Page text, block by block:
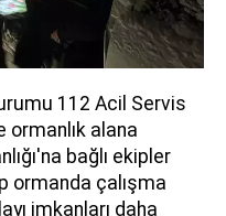
112 Acil Servis
ormanlık alana
bağlı ekipler
ormanda çalışma
imkanları daha